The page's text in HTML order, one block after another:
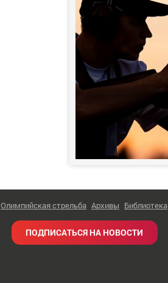
Олимпийская стрельба Архивы Библиотека
ПОДПИСАТЬСЯ НА НОВОСТИ